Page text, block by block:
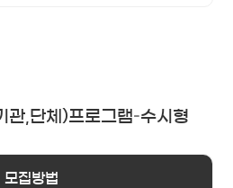
관,단체)프로그램–수시형
모집방법